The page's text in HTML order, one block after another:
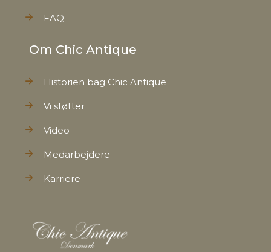
FAQ
Om Chic Antique
Historien bag Chic Antique
Vi støtter
Video
Medarbejdere
Karriere